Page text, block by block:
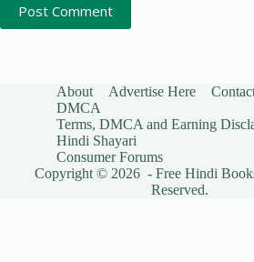
Post Comment
About Advertise Here
DMCA
Terms, DMCA and Earning
Hindi Shayari
Consumer Forums
Copyright © 2026 - Free Hindi
Reserved.